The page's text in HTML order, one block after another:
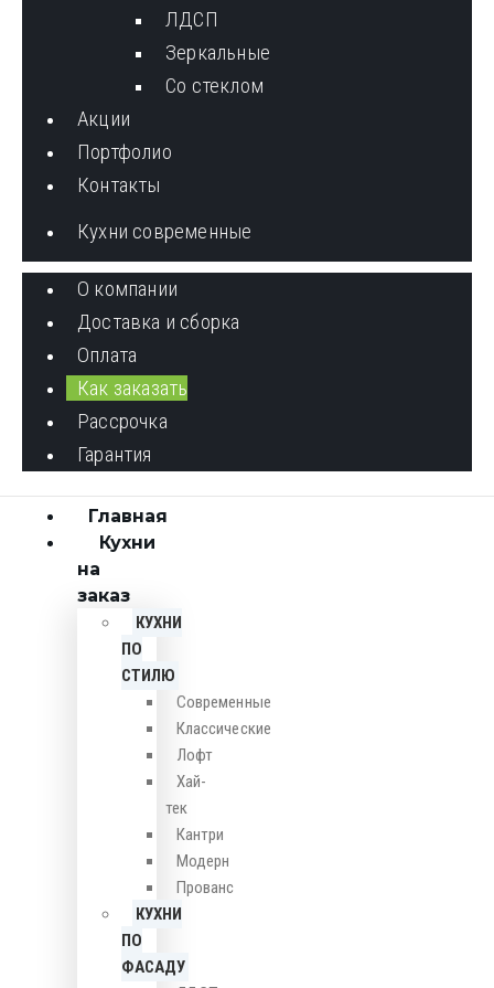
ЛДСП
Зеркальные
Со стеклом
Акции
Портфолио
Контакты
Кухни современные
О компании
Доставка и сборка
Оплата
Как заказать
Рассрочка
Гарантия
Главная
Кухни
на
заказ
КУХНИ
ПО
СТИЛЮ
Cовременные
Классические
Лофт
Хай-
тек
Кантри
Модерн
Прованс
КУХНИ
ПО
ФАСАДУ